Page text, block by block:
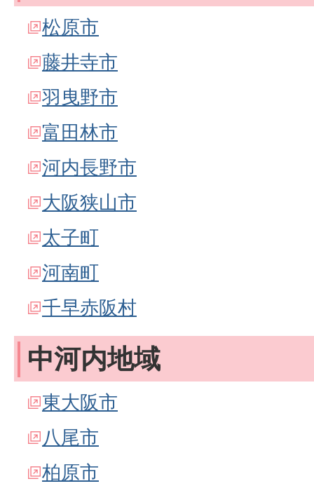
松原市
藤井寺市
羽曳野市
富田林市
河内長野市
大阪狭山市
太子町
河南町
千早赤阪村
中河内地域
東大阪市
八尾市
柏原市